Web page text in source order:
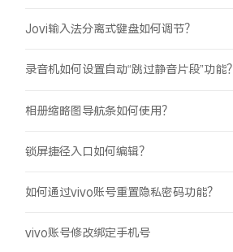
Jovi输入法分离式键盘如何调节？
录音机如何设置自动“跳过静音片段”功能？
相册缩略图导航条如何使用？
锁屏捷径入口如何编辑？
如何通过vivo账号重置隐私密码功能？
vivo账号修改绑定手机号